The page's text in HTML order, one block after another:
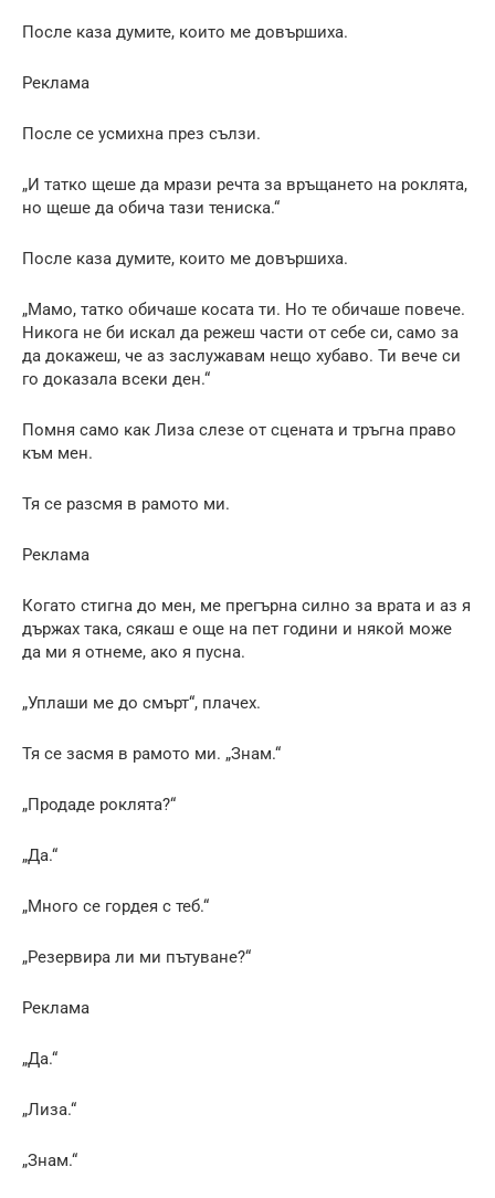
После каза думите, които ме довършиха.
Реклама
После се усмихна през сълзи.
„И татко щеше да мрази речта за връщането на роклята,
но щеше да обича тази тениска.“
После каза думите, които ме довършиха.
„Мамо, татко обичаше косата ти. Но те обичаше повече.
Никога не би искал да режеш части от себе си, само за
да докажеш, че аз заслужавам нещо хубаво. Ти вече си
го доказала всеки ден.“
Помня само как Лиза слезе от сцената и тръгна право
към мен.
Тя се разсмя в рамото ми.
Реклама
Когато стигна до мен, ме прегърна силно за врата и аз я
държах така, сякаш е още на пет години и някой може
да ми я отнеме, ако я пусна.
„Уплаши ме до смърт“, плачех.
Тя се засмя в рамото ми. „Знам.“
„Продаде роклята?“
„Да.“
„Много се гордея с теб.“
„Резервира ли ми пътуване?“
Реклама
„Да.“
„Лиза.“
„Знам.“